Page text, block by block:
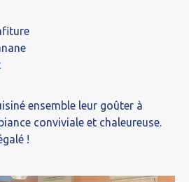
ensemble leur goûter à
conviviale et chaleureuse.
!